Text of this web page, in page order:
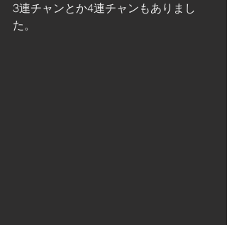
3連チャンとか4連チャンもありまし
た。